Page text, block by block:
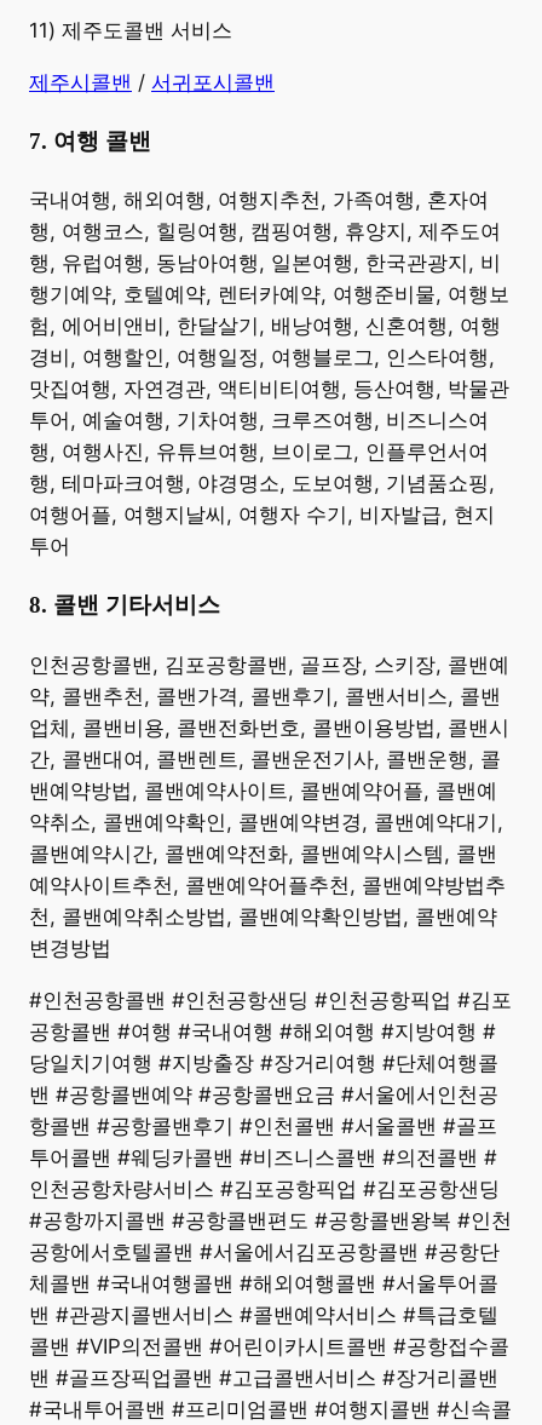
11) 제주도콜밴 서비스
제주시콜밴 / 서귀포시콜밴
7. 여행 콜밴
​국내여행, 해외여행, 여행지추천, 가족여행, 혼자여
행, 여행코스, 힐링여행, 캠핑여행, 휴양지, 제주도여
행, 유럽여행, 동남아여행, 일본여행, 한국관광지, 비
행기예약, 호텔예약, 렌터카예약, 여행준비물, 여행보
험, 에어비앤비, 한달살기, 배낭여행, 신혼여행, 여행
경비, 여행할인, 여행일정, 여행블로그, 인스타여행,
맛집여행, 자연경관, 액티비티여행, 등산여행, 박물관
투어, 예술여행, 기차여행, 크루즈여행, 비즈니스여
행, 여행사진, 유튜브여행, 브이로그, 인플루언서여
행, 테마파크여행, 야경명소, 도보여행, 기념품쇼핑,
여행어플, 여행지날씨, 여행자 수기, 비자발급, 현지
투어 ​
8. 콜밴 기타서비스
​인천공항콜밴, 김포공항콜밴, 골프장, 스키장, 콜밴예
약, 콜밴추천, 콜밴가격, 콜밴후기, 콜밴서비스, 콜밴
업체, 콜밴비용, 콜밴전화번호, 콜밴이용방법, 콜밴시
간, 콜밴대여, 콜밴렌트, 콜밴운전기사, 콜밴운행, 콜
밴예약방법, 콜밴예약사이트, 콜밴예약어플, 콜밴예
약취소, 콜밴예약확인, 콜밴예약변경, 콜밴예약대기,
콜밴예약시간, 콜밴예약전화, 콜밴예약시스템, 콜밴
예약사이트추천, 콜밴예약어플추천, 콜밴예약방법추
천, 콜밴예약취소방법, 콜밴예약확인방법, 콜밴예약
변경방법
#인천공항콜밴 #인천공항샌딩 #인천공항픽업 #김포
공항콜밴 #여행 #국내여행 #해외여행 #지방여행 #
당일치기여행 #지방출장 #장거리여행 #단체여행콜
밴 #공항콜밴예약 #공항콜밴요금 #서울에서인천공
항콜밴 #공항콜밴후기 #인천콜밴 #서울콜밴 #골프
투어콜밴 #웨딩카콜밴 #비즈니스콜밴 #의전콜밴 #
인천공항차량서비스 #김포공항픽업 #김포공항샌딩
#공항까지콜밴 #공항콜밴편도 #공항콜밴왕복 #인천
공항에서호텔콜밴 #서울에서김포공항콜밴 #공항단
체콜밴 #국내여행콜밴 #해외여행콜밴 #서울투어콜
밴 #관광지콜밴서비스 #콜밴예약서비스 #특급호텔
콜밴 #VIP의전콜밴 #어린이카시트콜밴 #공항접수콜
밴 #골프장픽업콜밴 #고급콜밴서비스 #장거리콜밴
#국내투어콜밴 #프리미엄콜밴 #여행지콜밴 #신속콜